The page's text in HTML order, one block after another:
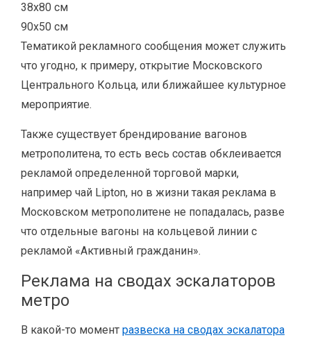
38х80 см
90х50 см
Тематикой рекламного сообщения может служить
что угодно, к примеру, открытие Московского
Центрального Кольца, или ближайшее культурное
мероприятие.
Также существует брендирование вагонов
метрополитена, то есть весь состав обклеивается
рекламой определенной торговой марки,
например чай Lipton, но в жизни такая реклама в
Московском метрополитене не попадалась, разве
что отдельные вагоны на кольцевой линии с
рекламой «Активный гражданин».
Реклама на сводах эскалаторов
метро
В какой-то момент развеска на сводах эскалатора